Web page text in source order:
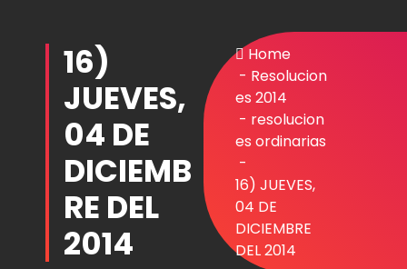
16)
JUEVES,
04 DE
DICIEMB
RE DEL
2014
Home
- Resolucion
es 2014
- resolucion
es ordinarias
-
16) JUEVES,
04 DE
DICIEMBRE
DEL 2014